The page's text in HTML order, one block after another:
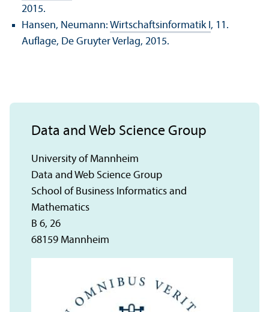
2015.
Hansen, Neumann: Wirtschaftsinformatik I, 11.
Auflage, De Gruyter Verlag, 2015.
Data and Web Science Group
University of Mannheim
Data and Web Science Group
School of Business Informatics and
Mathematics
B 6, 26
68159 Mannheim